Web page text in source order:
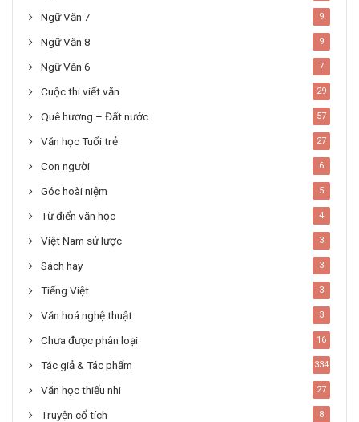
Ngữ Văn 7 9
Ngữ Văn 8 9
Ngữ Văn 6 7
Cuộc thi viết văn 29
Quê hương – Đất nước 57
Văn học Tuổi trẻ 27
Con người 6
Góc hoài niệm 5
Từ điển văn học 4
Việt Nam sử lược 3
Sách hay 3
Tiếng Việt 3
Văn hoá nghệ thuật 3
Chưa được phân loại 16
Tác giả & Tác phẩm 334
Văn học thiếu nhi 27
Truyện cổ tích 8